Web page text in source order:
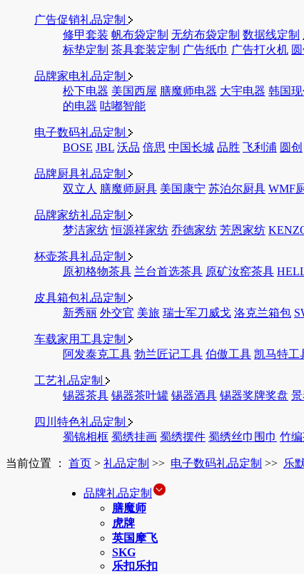
广告促销礼品定制
修甲套装 帆布袋定制 无纺布袋定制 数据线定制
标垫定制 茶具套装定制 广告纸巾 广告打火机
品牌家电礼品定制
松下电器 美国西屋 膳魔师电器 大宇电器 韩国
的电器 咕嘟智能
电子数码礼品定制
BOSE JBL 沃品 倍思 中国长城 品胜 飞利浦 圆创
品牌厨具礼品定制
双立人 膳魔师厨具 美国康宁 苏泊尔厨具 WMF
品牌家纺礼品定制
梦洁家纺 恒源祥家纺 乔德家纺 芳恩家纺
杯壶茶具礼品定制
原初格物茶具 兰台首选茶具 原矿汝窑茶具
皮具箱包礼品定制
新秀丽 外交官 美旅 瑞士军刀威戈 洛克兰箱包
车载家用工具定制
阿发泰克工具 勃兰匠记工具 伯傲工具 凯马特工
工艺礼品定制
锡器茶具 锡器茶叶罐 锡器酒具 锡器奖牌奖盘
四川特色礼品定制
蜀锦相框 蜀绣挂画 蜀绣摆件 蜀绣丝巾围巾 竹
当前位置 ： 首页 > 礼品定制 >> 电子数码礼品定制 >> 乐
品牌礼品定制
膳魔师
虎牌
英国摩飞
SKG
乐扣乐扣